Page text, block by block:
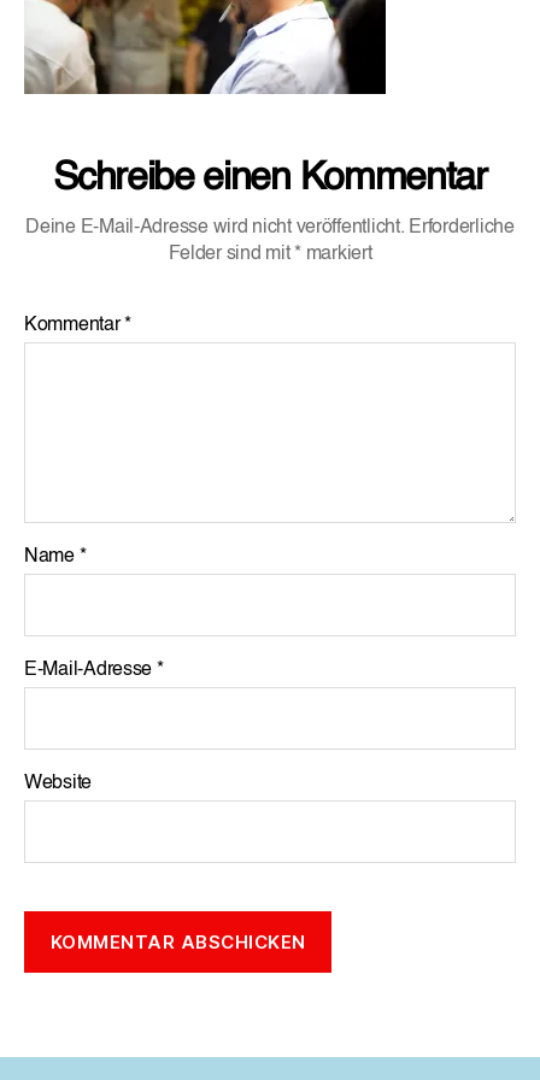
Schreibe einen Kommentar
Deine E-Mail-Adresse wird nicht veröffentlicht. Erforderliche
Felder sind mit * markiert
Kommentar*
Name *
E-Mail-Adresse *
Website